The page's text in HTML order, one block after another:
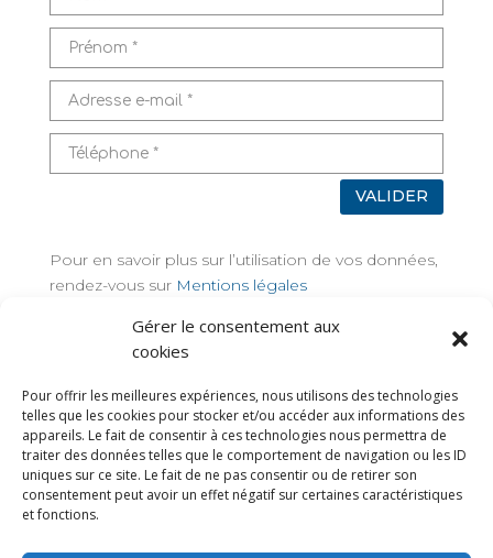
Gérer le consentement aux
cookies
Pour offrir les meilleures expériences, nous utilisons des technologies
telles que les cookies pour stocker et/ou accéder aux informations des
appareils. Le fait de consentir à ces technologies nous permettra de
traiter des données telles que le comportement de navigation ou les ID
uniques sur ce site. Le fait de ne pas consentir ou de retirer son
consentement peut avoir un effet négatif sur certaines caractéristiques
et fonctions.
VALIDER
Pour en savoir plus sur l’utilisation de vos données,
rendez-vous sur Mentions légales